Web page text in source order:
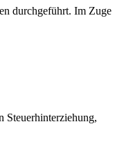
durchgeführt. Im Zuge
Steuerhinterziehung,